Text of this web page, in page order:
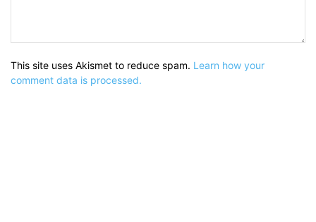
This site uses Akismet to reduce spam. Learn how your
comment data is processed.